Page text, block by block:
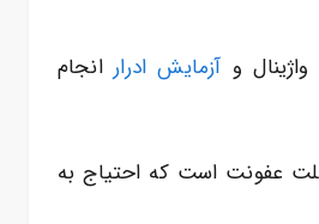
واژینال و آزمایش ادرارانجام
عفونت است که احتیاج به